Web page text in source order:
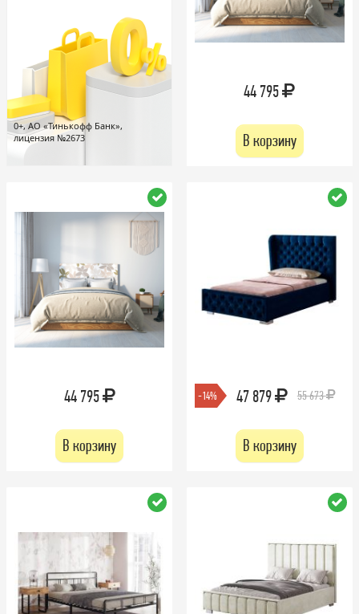
0+, АО «Тинькофф Банк»,
лицензия №2673
44 795
В корзину
44 795
В корзину
-14% 47 879 55 673
В корзину